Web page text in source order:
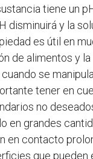
tiene un
disminuirá y la
es útil en
de alimentos y
se
tener en
no
en grandes
en contacto
que pueden